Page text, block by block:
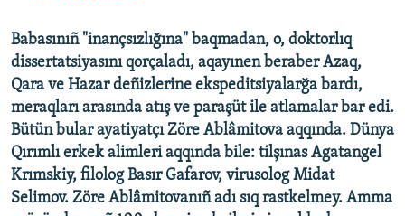
Babasınıñ "inançsızlığına" baqmadan, o, doktorlıq
dissertatsiyasını qorçaladı, aqayınen beraber Azaq,
Qara ve Hazar deñizlerine ekspeditsiyalarğa bardı,
meraqları arasında atış ve paraşüt ile atlamalar bar edi.
Bütün bular ayatiyatçı Zöre Ablâmitova aqqında. Dünya
Qırımlı erkek alimleri aqqında bile: tilşınas Agatangel
Krımskiy, filolog Basır Gafarov, virusolog Midat
Selimov. Zöre Ablâmitovanıñ adı sıq rastkelmey. Amma